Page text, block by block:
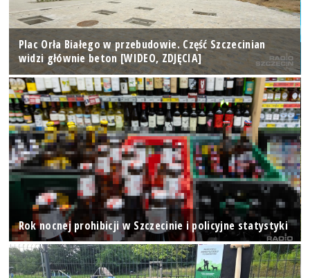
Plac Orła Białego w przebudowie. Część Szczecinian
widzi głównie beton [WIDEO, ZDJĘCIA]
Rok nocnej prohibicji w Szczecinie i policyjne statystyki